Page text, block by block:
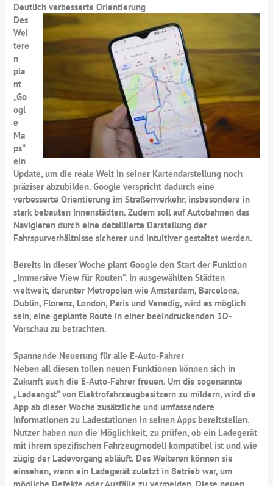
Deutlich verbesserte Orientierung
Des
Wei
tere
n
pla
nt
„Go
ogl
e
Ma
ps“
ein
Update, um die reale Welt in seiner Kartendarstellung noch
präziser abzubilden. Google verspricht dadurch eine
verbesserte Orientierung im Straßenverkehr, insbesondere in
stark bebauten Innenstädten. Zudem soll auf Autobahnen das
Navigieren durch eine detaillierte Darstellung der
Fahrspurverhältnisse sicherer und intuitiver gestaltet werden.
Bereits in dieser Woche plant Google den Start der Funktion
„Immersive View für Routen“. In ausgewählten Städten
weltweit, darunter Metropolen wie Amsterdam, Barcelona,
Dublin, Florenz, London, Paris und Venedig, wird es möglich
sein, eine geplante Route in einer beeindruckenden 3D-
Vorschau zu betrachten.
Spannende Neuerung für alle E-Auto-Fahrer
Neben all diesen tollen neuen Funktionen können sich in
Zukunft auch die E-Auto-Fahrer freuen. Um die sogenannte
„Ladeangst“ von Elektrofahrzeugbesitzern zu mildern, wird die
App ab dieser Woche zusätzliche und umfassendere
Informationen zu Ladestationen in seinen Apps bereitstellen.
Nutzer haben nun die Möglichkeit, zu prüfen, ob ein Ladegerät
mit ihrem spezifischen Fahrzeugmodell kompatibel ist und wie
zügig der Ladevorgang abläuft. Des Weiteren können sie
einsehen, wann ein Ladegerät zuletzt in Betrieb war, um